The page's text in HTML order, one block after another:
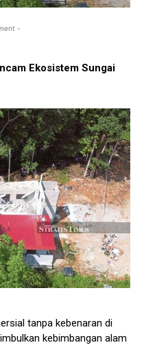
-
Ekosistem Sungai
tanpa kebenaran di
kebimbangan alam